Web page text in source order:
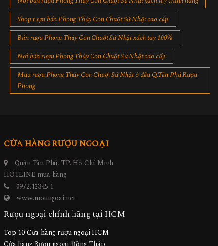
Shop rượu bán Phong Thủy Con Chuột Sứ Nhật cao cấp
Bán rượu Phong Thủy Con Chuột Sứ Nhật xách tay 100%
Nơi bán rượu Phong Thủy Con Chuột Sứ Nhật cao cấp
Mua rượu Phong Thủy Con Chuột Sứ Nhật ở đâu Q.Tân Phú Rượu
Phong
CỬA HÀNG RƯỢU NGOẠI
Quận Tân Phú, TP. Hồ Chí Minh
HOTLINE mua hàng
0972.12345.1
www.ruoungoai.net
Rượu ngoại chính hãng tại HCM
Top 10 Cửa hàng rượu ngoại HCM